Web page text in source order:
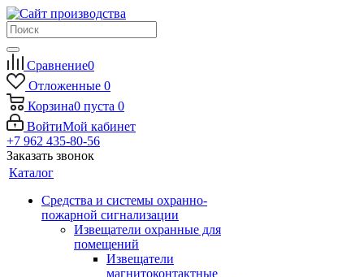
Сравнение0
Отложенные 0
Корзина0 пуста 0
ВойтиМой кабинет
+7 962 435-80-56
Заказать звонок
Каталог
Средства и системы охранно-
пожарной сигнализации
Извещатели охранные для
помещений
Извещатели
магнитоконтактные